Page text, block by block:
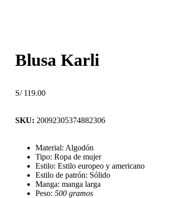
Blusa Karli
S/119.00
SKU: 20092305374882306
Material: Algodón
Tipo: Ropa de mujer
Estilo: Estilo europeo y americano
Estilo de patrón: Sólido
Manga: manga larga
Peso: 500 gramos